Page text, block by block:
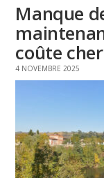
Manque
coûte cher
4 NOVEMBRE 2025